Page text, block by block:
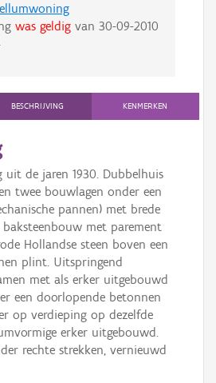
was geldigvan 30-09-2010
BESCHRIJVING KENMERKEN
de jaren 1930. Dubbelhuis
twee bouwlagen onder een
pannen) met brede
met parement
Hollandse steen boven een
plint. Uitspringend
met als erker uitgebouwd
een doorlopende betonnen
op verdieping op dezelfde
erker uitgebouwd.
rechte strekken, vernieuwd